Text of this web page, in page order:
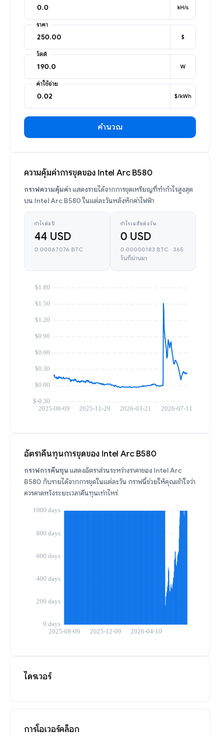
kH/s
ราคา
$
วัตต์
W
ค่าใช้จ่าย
$/kWh
คำนวณ
ความคุ้มค่าการขุดของ Intel Arc B580
กราฟความคุ้มค่า แสดงรายได้จากการขุดเหรียญที่ทำกำไรสูงสุด
บน Intel Arc B580 ในแต่ละวันหลังหักค่าไฟฟ้า
กำไรต่อปี
44 USD
0.00067076 BTC
กำไรเฉลี่ยต่อวัน
0 USD
0.00000183 BTC · 365
วันที่ผ่านมา
อัตราคืนทุนการขุดของ Intel Arc B580
กราฟการคืนทุนแสดงอัตราส่วนระหว่างราคาของ Intel Arc
B580 กับรายได้จากการขุดในแต่ละวัน กราฟนี้ช่วยให้คุณเข้าใจว่า
ควรคาดหวังระยะเวลาคืนทุนเท่าไหร่
ไดรเวอร์
การโอเวอร์คล็อก